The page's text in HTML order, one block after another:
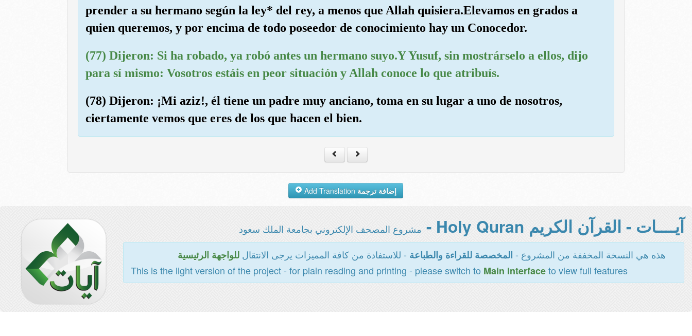
prender a su hermano según la ley* del rey, a menos que Allah quisiera.Elevamos en grados a
quien queremos, y por encima de todo poseedor de conocimiento hay un Conocedor.
(77) Dijeron: Si ha robado, ya robó antes un hermano suyo.Y Yusuf, sin mostrárselo a ellos, dijo
para sí mismo: Vosotros estáis en peor situación y Allah conoce lo que atribuís.
(78) Dijeron: ¡Mi aziz!, él tiene un padre muy anciano, toma en su lugar a uno de nosotros,
ciertamente vemos que eres de los que hacen el bien.
إضافة ترجمة
آيــــات - القرآن الكريم Holy Quran - مشروع المصحف الإلكتروني بجامعة الملك سعود
هذه هي النسخة المخففة من المشروع - المخصصة للقراءة والطباعة - للاستفادة من كافة المميزات يرجى الانتقالللواجهة الرئيسية
This is the light version of the project - for plain reading and printing - please switch to Main interfaceto view full features